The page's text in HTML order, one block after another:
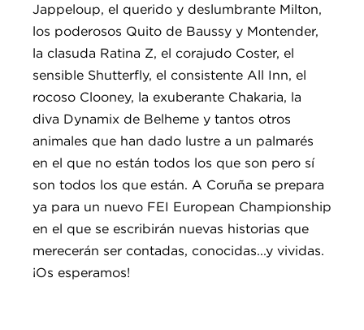
Jappeloup, el querido y deslumbrante Milton,
los poderosos Quito de Baussy y Montender,
la clasuda Ratina Z, el corajudo Coster, el
sensible Shutterfly, el consistente All Inn, el
rocoso Clooney, la exuberante Chakaria, la
diva Dynamix de Belheme y tantos otros
animales que han dado lustre a un palmarés
en el que no están todos los que son pero sí
son todos los que están. A Coruña se prepara
ya para un nuevo FEI European Championship
en el que se escribirán nuevas historias que
merecerán ser contadas, conocidas...y vividas.
¡Os esperamos!